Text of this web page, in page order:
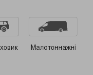
Малотоннажні